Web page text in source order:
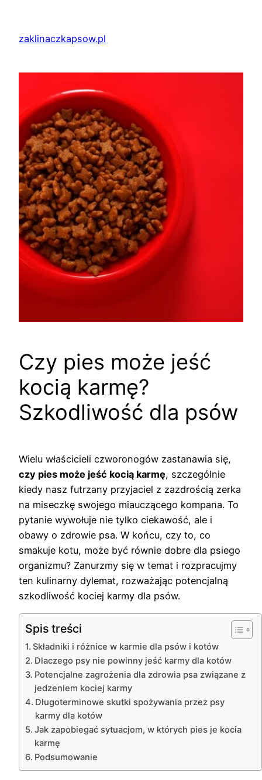
treścizaklinaczkapsow.pl
Czy pies może jeść
kocią karmę?
Szkodliwość dla psów
Wielu właścicieli czworonogów zastanawia się,
czy pies może jeść kocią karmę, szczególnie
kiedy nasz futrzany przyjaciel z zazdrością zerka
na miseczkę swojego miauczącego kompana. To
pytanie wywołuje nie tylko ciekawość, ale i
obawy o zdrowie psa. W końcu, czy to, co
smakuje kotu, może być równie dobre dla psiego
organizmu? Zanurzmy się w temat i rozpracujmy
ten kulinarny dylemat, rozważając potencjalną
szkodliwość kociej karmy dla psów.
Spis treści
Składniki i różnice w karmie dla psów i kotów
Dlaczego psy nie powinny jeść karmy dla kotów
Potencjalne zagrożenia dla zdrowia psa związane z
jedzeniem kociej karmy
Długoterminowe skutki spożywania przez psy
karmy dla kotów
Jak zapobiegać sytuacjom, w których pies je kocia
karmę
Podsumowanie